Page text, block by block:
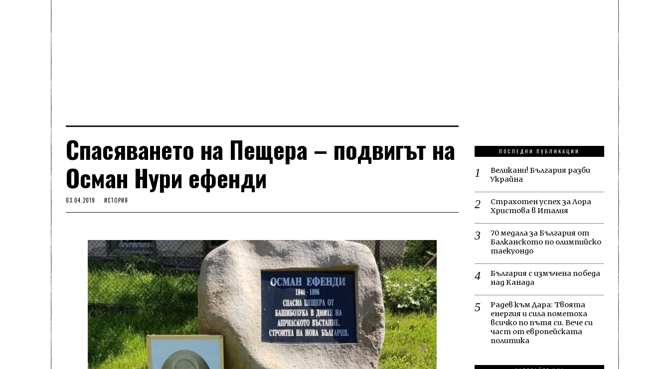
Спасяването на Пещера – подвигът на
Осман Нури ефенди
03.04.2019 ИСТОРИЯ
ПОСЛЕДНИ ПУБЛИКАЦИИ
Великани! България разби
Украйна
Страхотен успех за Лора
Христова в Италия
70 медала за България от
Балканското по олимпийско
таекуондо
България с измъчена победа
над Канада
Радев към Дара: Твоята
енергия и сила пометоха
всичко по пътя си. Вече си
част от европейската
политика